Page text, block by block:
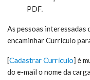
PDF.
As pessoas
encaminhar Currículo
[Cadastrar Currículo] é
do e-mail o nome da